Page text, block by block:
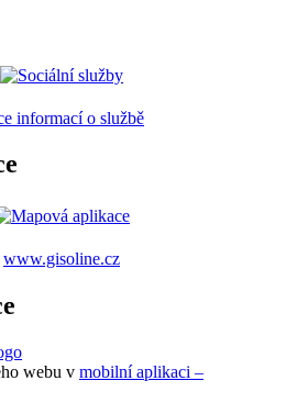
informací o službě
www.gisoline.cz
webu v mobilní aplikaci –